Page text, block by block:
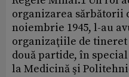
organizarea sărbătorii
noiembrie 1945, l-au
organizaţiile de
două partide, în
la Medicină şi